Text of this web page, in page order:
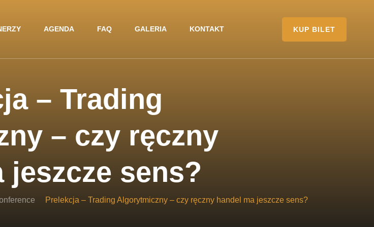
AGENDA FAQ GALERIA KONTAKT KUP BILET
– Trading
– czy ręczny
jeszcze sens?
Prelekcja – Trading Algorytmiczny – czy ręczny handel ma jeszcze sens?